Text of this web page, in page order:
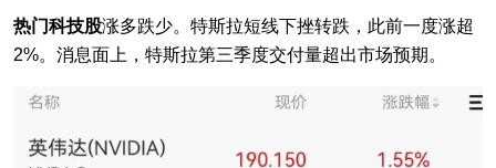
热门科技股涨多跌少。特斯拉短线下挫转跌，此前一度涨超
2%。消息面上，特斯拉第三季度交付量超出市场预期。